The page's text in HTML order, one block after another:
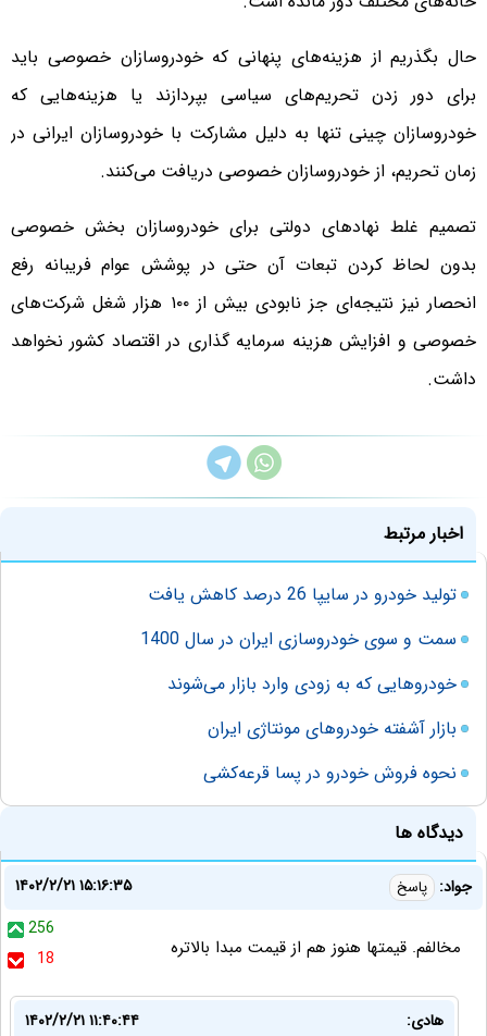
حال بگذریم از هزینه‌های پنهانی که خودروسازان خصوصی باید
برای دور زدن تحریم‌های سیاسی بپردازند یا هزینه‌هایی که
خودروسازان چینی تنها به دلیل مشارکت با خودروسازان ایرانی در
زمان تحریم، از خودروسازان خصوصی دریافت می‌کنند.
تصمیم غلط نهادهای دولتی برای خودروسازان بخش خصوصی
بدون لحاظ کردن تبعات آن حتی در پوشش عوام فریبانه رفع
انحصار نیز نتیجه‌ای جز نابودی بیش از ۱۰۰ هزار شغل شرکت‌های
خصوصی و افزایش هزینه سرمایه گذاری در اقتصاد کشور نخواهد
داشت.
اخبار مرتبط
تولید خودرو در سایپا 26 درصد کاهش یافت
سمت و سوی خودروسازی ایران در سال 1400
خودروهایی که به زودی وارد بازار می‌شوند
بازار آشفته خودروهای مونتاژی ایران
نحوه فروش خودرو در پسا قرعه‌کشی
دیدگاه ها
جواد: پاسخ
۱۴۰۲/۲/۲۱ ۱۵:۱۶:۳۵
256
18
مخالفم. قیمتها هنوز هم از قیمت مبدا بالاتره
هادی:
۱۴۰۲/۲/۲۱ ۱۱:۴۰:۴۴